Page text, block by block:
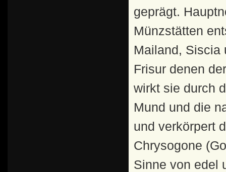
geprägt.
Münzstätten
Mailand, Siscia
Frisur denen
wirkt sie durch
Mund und die
und verkörpert
Chrysogone
Sinne von edel